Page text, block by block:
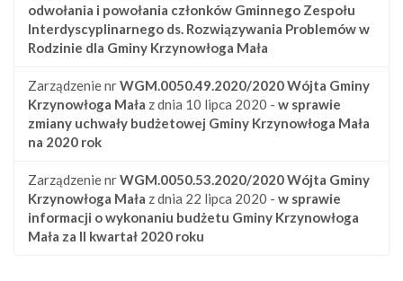
odwołania i powołania członków Gminnego Zespołu
Interdyscyplinarnego ds. Rozwiązywania Problemów w
Rodzinie dla Gminy Krzynowłoga Mała
Zarządzenie nrWGM.0050.49.2020/2020Wójta Gminy
Krzynowłoga Mała z dnia 10 lipca 2020 - w sprawie
zmiany uchwały budżetowej Gminy Krzynowłoga Mała
na 2020 rok
Zarządzenie nrWGM.0050.53.2020/2020Wójta Gminy
Krzynowłoga Mała z dnia 22 lipca 2020 - w sprawie
informacji o wykonaniu budżetu Gminy Krzynowłoga
Mała za II kwartał 2020 roku